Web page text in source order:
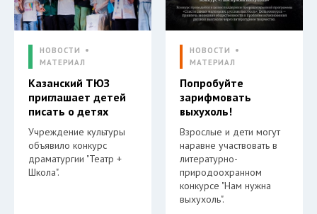
НОВОСТИ
МАТЕРИАЛ
Казанский ТЮЗ
приглашает детей
писать о детях
Учреждение культуры
объявило конкурс
драматургии "Театр +
Школа".
НОВОСТИ
МАТЕРИАЛ
Попробуйте
зарифмовать
выхухоль!
Взрослые и дети могут
наравне участвовать в
литературно-
природоохранном
конкурсе "Нам нужна
выхухоль".